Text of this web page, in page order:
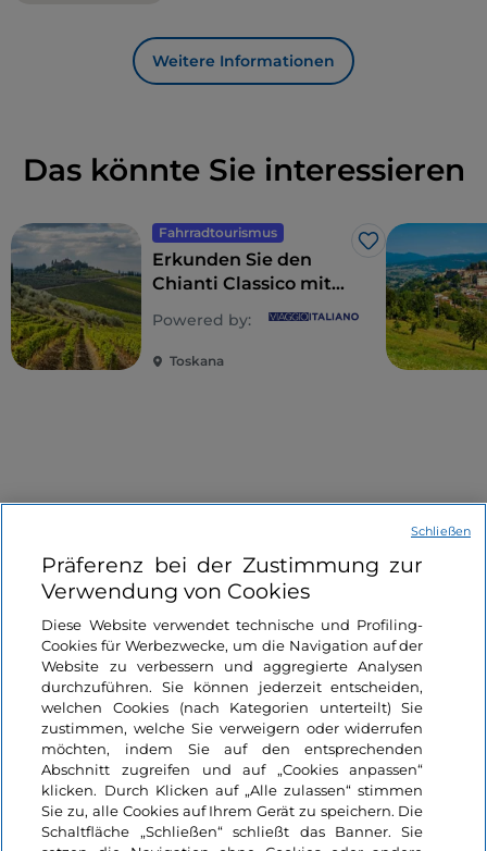
Weitere Informationen
Das könnte Sie interessieren
Fahrradtourismus
Like
Erkunden Sie den
Chianti Classico mit
dem Fahrrad: eine
Route durch die
Weinkeller
Powered by:
Toskana
Informationen über die Seite
Nützliche Links
Login
Bleiben wir in Kontakt
Präferenz bei der Zustimmung zur
Verwendung von Cookies
Diese Website verwendet technische und Profiling-
Cookies für Werbezwecke, um die Navigation auf der
Website zu verbessern und aggregierte Analysen
durchzuführen. Sie können jederzeit entscheiden,
welchen Cookies (nach Kategorien unterteilt) Sie
zustimmen, welche Sie verweigern oder widerrufen
möchten, indem Sie auf den entsprechenden
Abschnitt zugreifen und auf „Cookies anpassen“
klicken. Durch Klicken auf „Alle zulassen“ stimmen
Sie zu, alle Cookies auf Ihrem Gerät zu speichern. Die
Schaltfläche „Schließen“ schließt das Banner. Sie
Schließen